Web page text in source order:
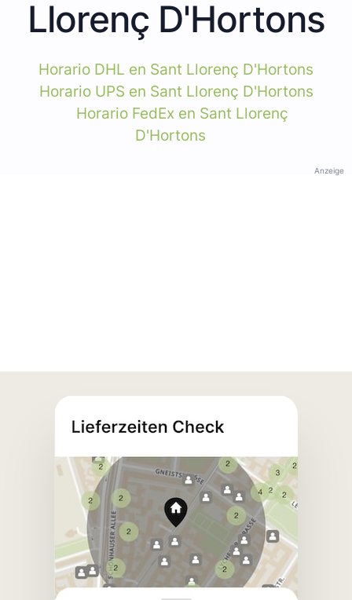
Llorenç D'Hortons
Horario DHL en Sant Llorenç D'Hortons
Horario UPS en Sant Llorenç D'Hortons
Horario FedEx en Sant Llorenç
D'Hortons
Anzeige